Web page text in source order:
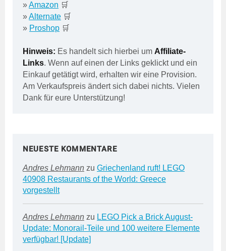
»Amazon 🛒
»Alternate 🛒
» Proshop 🛒
Hinweis: Es handelt sich hierbei um Affiliate-
Links. Wenn auf einen der Links geklickt und ein
Einkauf getätigt wird, erhalten wir eine Provision.
Am Verkaufspreis ändert sich dabei nichts. Vielen
Dank für eure Unterstützung!
NEUESTE KOMMENTARE
Andres Lehmann zu Griechenland ruft! LEGO
40908 Restaurants of the World: Greece
vorgestellt
Andres Lehmann zu LEGO Pick a Brick August-
Update: Monorail-Teile und 100 weitere Elemente
verfügbar! [Update]